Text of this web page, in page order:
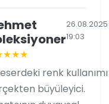
26.08.2025
19:03
renk kullanımı
büyüleyici.